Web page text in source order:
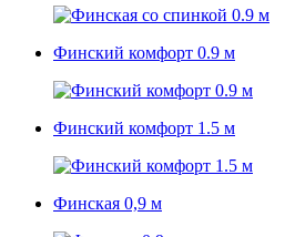
Финский комфорт 0.9 м
Финский комфорт 1.5 м
Финская 0,9 м